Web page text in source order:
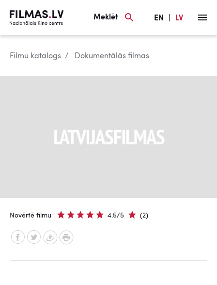
Meklēt EN LV
Filmu katalogs Dokumentālās filmas
Novērtē filmu 4.5/5 (2)